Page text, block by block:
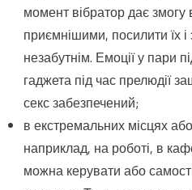
момент вібратор дає змогу
приємнішими, посилити їх
незабутнім. Емоції у пари
гаджета під час прелюдії
секс забезпечений;
в екстремальних місцях
наприклад, на роботі, в
можна керувати або